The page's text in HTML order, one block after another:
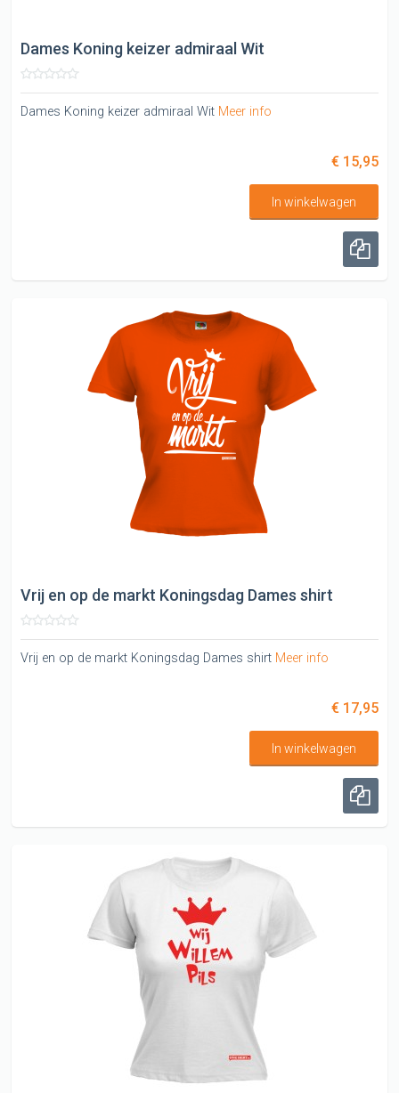
Dames Koning keizer admiraal Wit
Dames Koning keizer admiraal Wit Meer info
€ 15,95
In winkelwagen
Vrij en op de markt Koningsdag Dames shirt
Vrij en op de markt Koningsdag Dames shirt Meer info
€ 17,95
In winkelwagen